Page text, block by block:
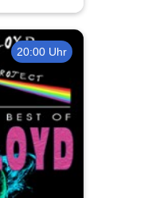
20:00 Uhr